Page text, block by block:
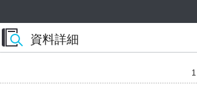
資料詳細